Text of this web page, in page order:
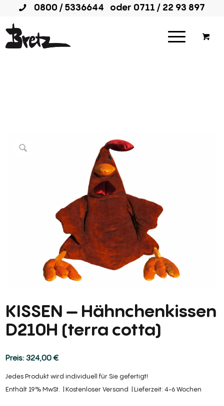
0800 / 5336644 oder 0711 / 22 93 897
KISSEN – Hähnchenkissen
D210H (terra cotta)
324,00€
Jedes Produkt wird individuell für Sie gefertigt!
Enthält 19% MwSt.
Kostenloser Versand Lieferzeit: 4-6 Wochen